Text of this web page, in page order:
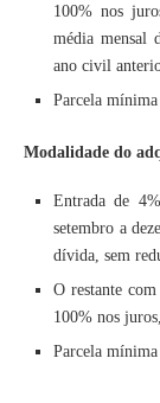
100% nos
média mensal
ano civil
Parcela
Modalidade do
Entrada de
setembro a
dívida, sem
O restante
100% nos
Parcela